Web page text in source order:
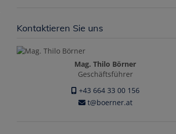
Kontaktieren Sie uns
Mag. Thilo Börner
Geschäftsführer
+43 664 33 00 156
t@boerner.at